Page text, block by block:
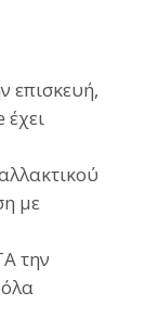
επισκευή,
έχει
με
την